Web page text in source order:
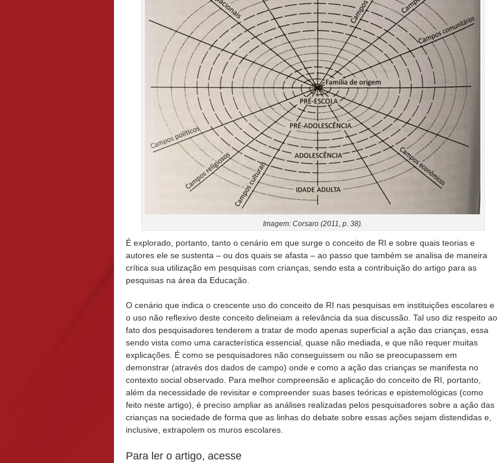
Imagem: Corsaro (2011, p. 38).
É explorado, portanto, tanto o cenário em que surge o conceito de RI e sobre quais teorias e
autores ele se sustenta – ou dos quais se afasta – ao passo que também se analisa de maneira
crítica sua utilização em pesquisas com crianças, sendo esta a contribuição do artigo para as
pesquisas na área da Educação.
O cenário que indica o crescente uso do conceito de RI nas pesquisas em instituições escolares e
o uso não reflexivo deste conceito delineiam a relevância da sua discussão. Tal uso diz respeito ao
fato dos pesquisadores tenderem a tratar de modo apenas superficial a ação das crianças, essa
sendo vista como uma característica essencial, quase não mediada, e que não requer muitas
explicações. É como se pesquisadores não conseguissem ou não se preocupassem em
demonstrar (através dos dados de campo) onde e como a ação das crianças se manifesta no
contexto social observado. Para melhor compreensão e aplicação do conceito de RI, portanto,
além da necessidade de revisitar e compreender suas bases teóricas e epistemológicas (como
feito neste artigo), é preciso ampliar as análises realizadas pelos pesquisadores sobre a ação das
crianças na sociedade de forma que as linhas do debate sobre essas ações sejam distendidas e,
inclusive, extrapolem os muros escolares.
Para ler o artigo, acesse